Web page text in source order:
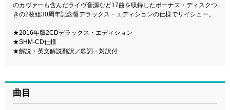
のカヴァーも含んだライヴ音源など17曲を収録したボーナス・ディスクつ
きの2枚組30周年記念盤デラックス・エディションの仕様でリイシュー。
★2016年版2CDデラックス・エディション
★SHM-CD仕様
★解説・英文解説翻訳／歌詞・対訳付
曲目